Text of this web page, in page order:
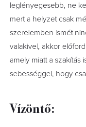
leglényegesebb, ne
mert a helyzet csak
szerelemben ismét
valakivel, akkor
amely miatt a szakítás
sebességgel, hogy
Vízöntő: